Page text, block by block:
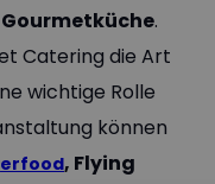
.
Catering die Art
wichtige Rolle
können
, Flying